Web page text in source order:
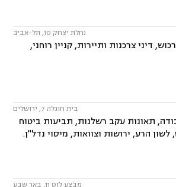
נחלת יצחק 10, תל-אביב
דיני צרכנות ותיירות, קניין רוחני,
בית חוגלה 7, ירושלים
תאונות עקב רשלנות, תביעות ביטוח
הרע, ירושות וצוואות, מיסוי נדל"ן.
מבצע לוט 11, באר שבע